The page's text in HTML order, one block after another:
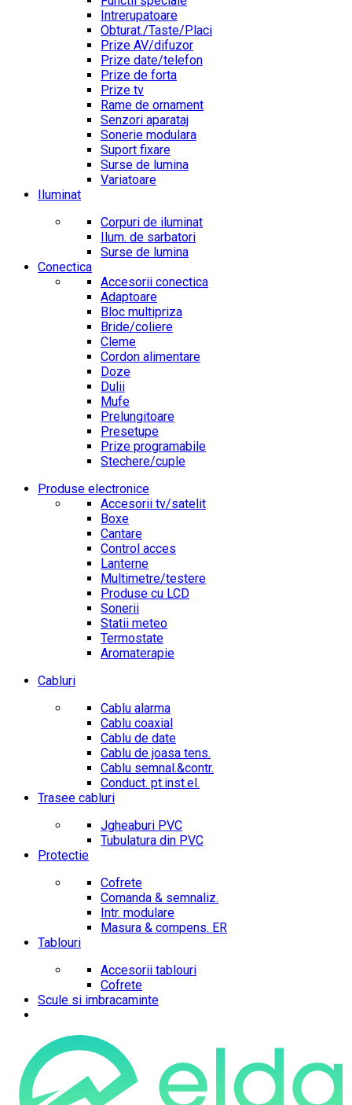
Intrerupatoare
Obturat./Taste/Placi
Prize AV/difuzor
Prize date/telefon
Prize de forta
Prize tv
Rame de ornament
Senzori aparataj
Sonerie modulara
Suport fixare
Surse de lumina
Variatoare
Iluminat
Corpuri de iluminat
Ilum. de sarbatori
Surse de lumina
Conectica
Accesorii conectica
Adaptoare
Bloc multipriza
Bride/coliere
Cleme
Cordon alimentare
Doze
Dulii
Mufe
Prelungitoare
Presetupe
Prize programabile
Stechere/cuple
Produse electronice
Accesorii tv/satelit
Boxe
Cantare
Control acces
Lanterne
Multimetre/testere
Produse cu LCD
Sonerii
Statii meteo
Termostate
Aromaterapie
Cabluri
Cablu alarma
Cablu coaxial
Cablu de date
Cablu de joasa tens.
Cablu semnal.&contr.
Conduct. pt.inst.el.
Trasee cabluri
Jgheaburi PVC
Tubulatura din PVC
Protectie
Cofrete
Comanda & semnaliz.
Intr. modulare
Masura & compens. ER
Tablouri
Accesorii tablouri
Cofrete
Scule si imbracaminte